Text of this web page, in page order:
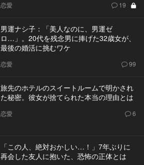
恋愛 19
男運ナシ子：「美人なのに、男運ゼ
ロ…」。20代を残念男に捧げた32歳女が、
最後の婚活に挑むワケ
恋愛 99
旅先のホテルのスイートルームで明かされ
た秘密。彼女が捨てられた本当の理由とは
恋愛 6
「この人、絶対おかしい…！」7年ぶりに
再会した友人に抱いた、恐怖の正体とは